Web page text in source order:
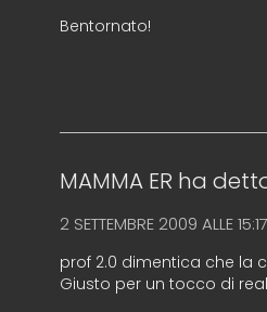
Bentornato!
MAMMA ER ha
2 SETTEMBRE 2009 ALLE 15:17
prof 2.0 dimentica che la
Giusto per un tocco di